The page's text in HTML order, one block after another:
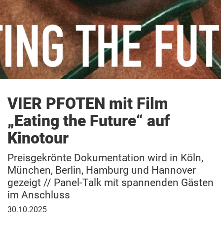
VIER PFOTEN mit Film
„Eating the Future“ auf
Kinotour
Preisgekrönte Dokumentation wird in Köln,
München, Berlin, Hamburg und Hannover
gezeigt // Panel-Talk mit spannenden Gästen
im Anschluss
30.
30.10.2025
Patenschaft